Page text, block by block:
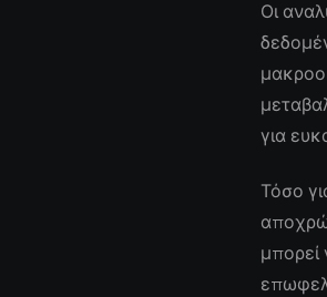
Οι
για
Τόσο
μπορεί